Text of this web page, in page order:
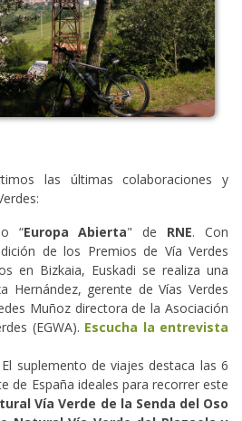
las últimas colaboraciones y
“Europa Abierta" de RNE. Con
de los Premios de Vía Verdes
en Bizkaia, Euskadi se realiza una
Hernández, gerente de Vías Verdes
Muñoz directora de la Asociación
(EGWA). Escucha la entrevista
El suplemento de viajes destaca las 6
de España ideales para recorrer este
Vía Verde de la Senda del Oso